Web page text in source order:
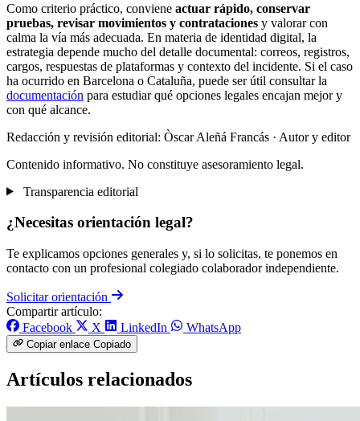
Como criterio práctico, conviene actuar rápido, conservar
pruebas, revisar movimientos y contrataciones y valorar con
calma la vía más adecuada. En materia de identidad digital, la
estrategia depende mucho del detalle documental: correos, registros,
cargos, respuestas de plataformas y contexto del incidente. Si el caso
ha ocurrido en Barcelona o Cataluña, puede ser útil consultar la
documentación para estudiar qué opciones legales encajan mejor y
con qué alcance.
Redacción y revisión editorial: Òscar Aleñá Francás · Autor y editor
Contenido informativo. No constituye asesoramiento legal.
Transparencia editorial
¿Necesitas orientación legal?
Te explicamos opciones generales y, si lo solicitas, te ponemos en
contacto con un profesional colegiado colaborador independiente.
Solicitar orientación
Compartir artículo:
Facebook
X LinkedIn WhatsApp
Copiar enlace Copiado
Artículos relacionados